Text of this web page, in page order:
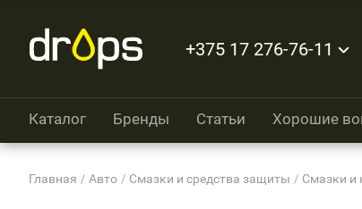
+375 17 276-76-11
Каталог Бренды Статьи Хорошие
Главная Авто Смазки и средства защиты Смазки и